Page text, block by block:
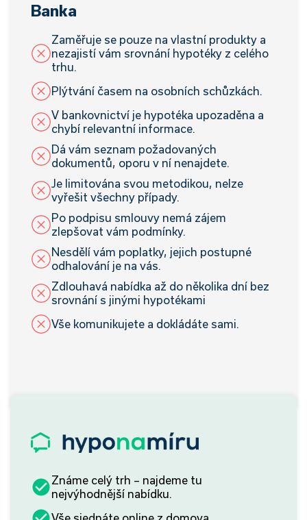
Banka
Zaměřuje se pouze na vlastní produkty a
nezajistí vám srovnání hypotéky z celého
trhu.
Plýtvání časem na osobních schůzkách.
V bankovnictví je hypotéka upozaděna a
chybí relevantní informace.
Dá vám seznam požadovaných
dokumentů, oporu v ní nenajdete.
Je limitována svou metodikou, nelze
vyřešit všechny případy.
Po podpisu smlouvy nemá zájem
zlepšovat vám podmínky.
Nesdělí vám poplatky, jejich postupné
odhalování je na vás.
Zdlouhavá nabídka až do několika dní bez
srovnání s jinými hypotékami
Vše komunikujete a dokládáte sami.
Známe celý trh – najdeme tu
nejvýhodnější nabídku.